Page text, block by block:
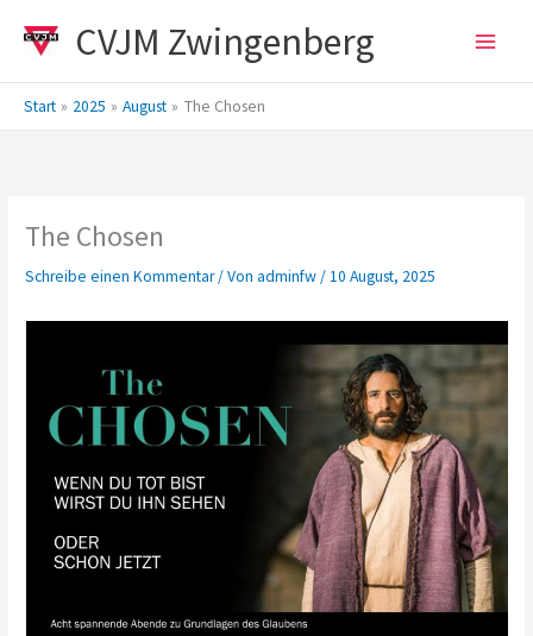
Inhalt
CVJM Zwingenberg
Start 2025 August The Chosen
The Chosen
Schreibe einen Kommentar/ Vonadminfw/10 August, 2025